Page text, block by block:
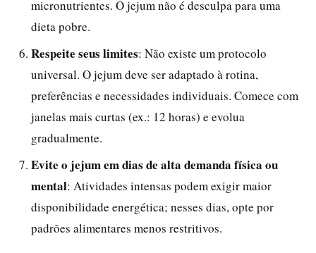
micronutrientes. O jejum não é desculpa para uma
dieta pobre.
Respeite seus limites: Não existe um protocolo
universal. O jejum deve ser adaptado à rotina,
preferências e necessidades individuais. Comece com
janelas mais curtas (ex.: 12 horas) e evolua
gradualmente.
Evite o jejum em dias de alta demanda física ou
mental: Atividades intensas podem exigir maior
disponibilidade energética; nesses dias, opte por
padrões alimentares menos restritivos.